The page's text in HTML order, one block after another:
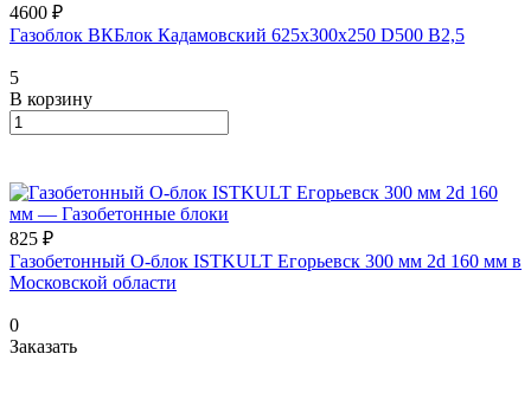
4600 ₽
Газоблок ВКБлок Кадамовский 625х300х250 D500 B2,5
5
В корзину
825 ₽
Газобетонный O-блок ISTKULT Егорьевск 300 мм 2d 160 мм в
Московской области
0
Заказать